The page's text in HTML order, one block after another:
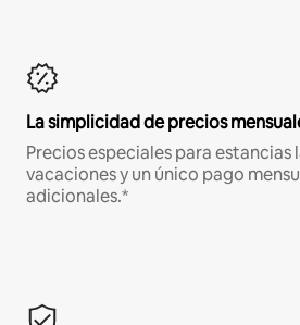
La simplicidad de precios
Precios especiales para estancias
vacaciones y un único pago
adicionales.*